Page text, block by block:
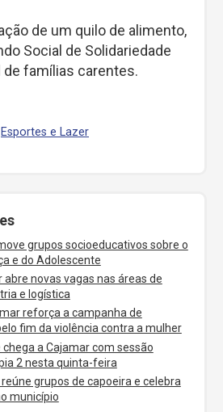
de um quilo de alimento,
Social de Solidariedade
de famílias carentes.
Esportes e Lazer
grupos socioeducativos sobre o
e do Adolescente
abre novas vagas nas áreas de
e logística
reforça a campanha de
fim da violência contra a mulher
a Cajamar com sessão
2 nesta quinta-feira
grupos de capoeira e celebra
município